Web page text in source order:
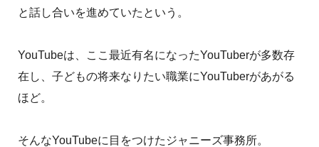
と話し合いを進めていたという。
YouTubeは、ここ最近有名になったYouTuberが多数存
在し、子どもの将来なりたい職業にYouTuberがあがる
ほど。
そんなYouTubeに目をつけたジャニーズ事務所。